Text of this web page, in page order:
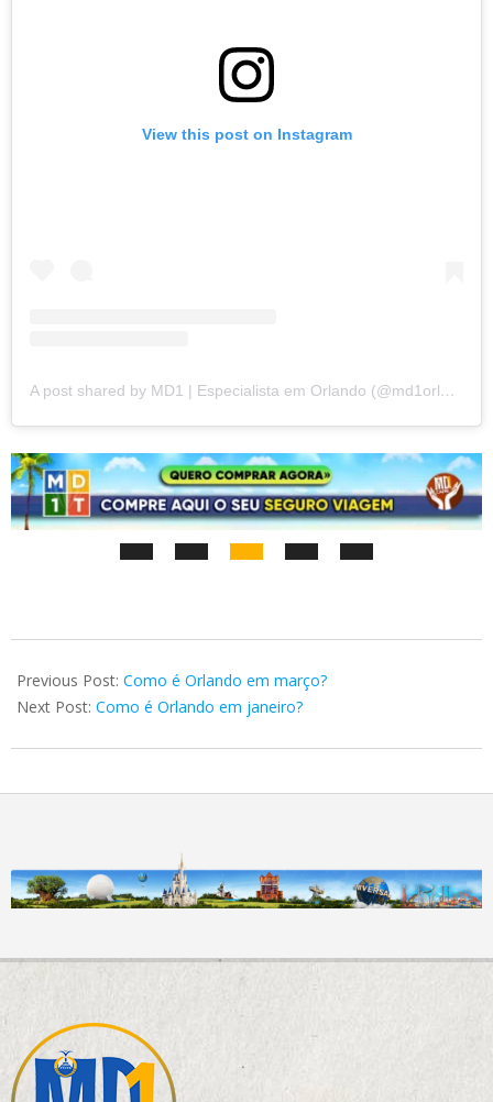
View this post on Instagram
A post shared by MD1 | Especialista em Orlando (@md1orlando)
01-
07
Previous Post: Como é Orlando em março?
Next Post: Como é Orlando em janeiro?